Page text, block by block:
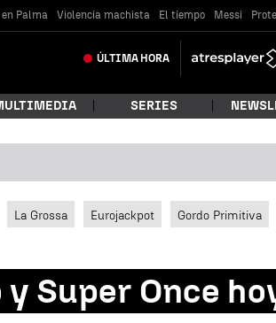
Palma Violencia machista El tiempo Messi
ÚLTIMA HORA
SERIES
La Grossa Eurojackpot Gordo Primitiva
Super Once